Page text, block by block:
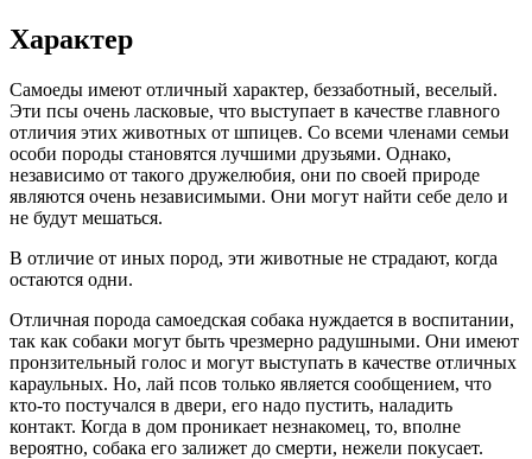
Характер
Самоеды имеют отличный характер, беззаботный, веселый.
Эти псы очень ласковые, что выступает в качестве главного
отличия этих животных от шпицев. Со всеми членами семьи
особи породы становятся лучшими друзьями. Однако,
независимо от такого дружелюбия, они по своей природе
являются очень независимыми. Они могут найти себе дело и
не будут мешаться.
В отличие от иных пород, эти животные не страдают, когда
остаются одни.
Отличная порода самоедская собака нуждается в воспитании,
так как собаки могут быть чрезмерно радушными. Они имеют
пронзительный голос и могут выступать в качестве отличных
караульных. Но, лай псов только является сообщением, что
кто-то постучался в двери, его надо пустить, наладить
контакт. Когда в дом проникает незнакомец, то, вполне
вероятно, собака его залижет до смерти, нежели покусает.